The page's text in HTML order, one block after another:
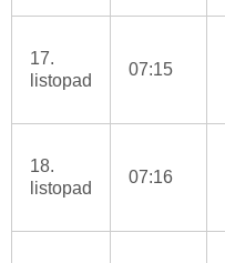
17.
listopad
07:15
18.
listopad
07:16